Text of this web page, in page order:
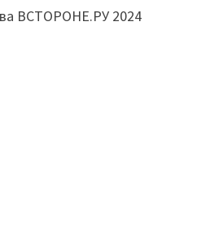
ВСТОРОНЕ.РУ 2024